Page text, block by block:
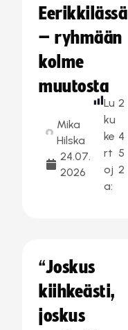
Eerikkilässä
– ryhmään
kolme
muutosta
Mika
Hilska
24.07.
2026
Lu
ku
ke
rt
oj
a:
2
4
5
2
“Joskus
kiihkeästi,
joskus